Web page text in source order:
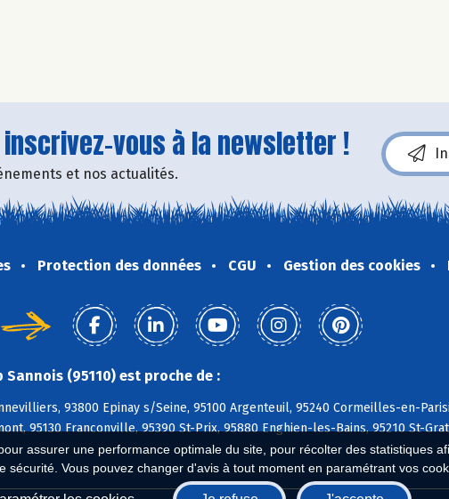
assurer une performance optimale du site, pour récolter des statistiques
Vous pouvez changer d'avis à tout moment en paramétrant vos
vous à la newsletter !
et nos actualités.
Protection des données CGU Gestion des cookies
(95110) est proche de :
93800 Epinay s/Seine, 95100 Argenteuil, 95240 Cormeilles-en-
95130 Franconville, 95390 St-Prix, 95880 Enghien-les-Bains, 95210 St-